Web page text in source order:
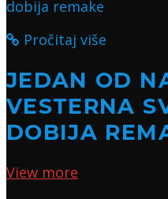
Pročitaj više
JEDAN OD
VESTERNA
DOBIJA
View more